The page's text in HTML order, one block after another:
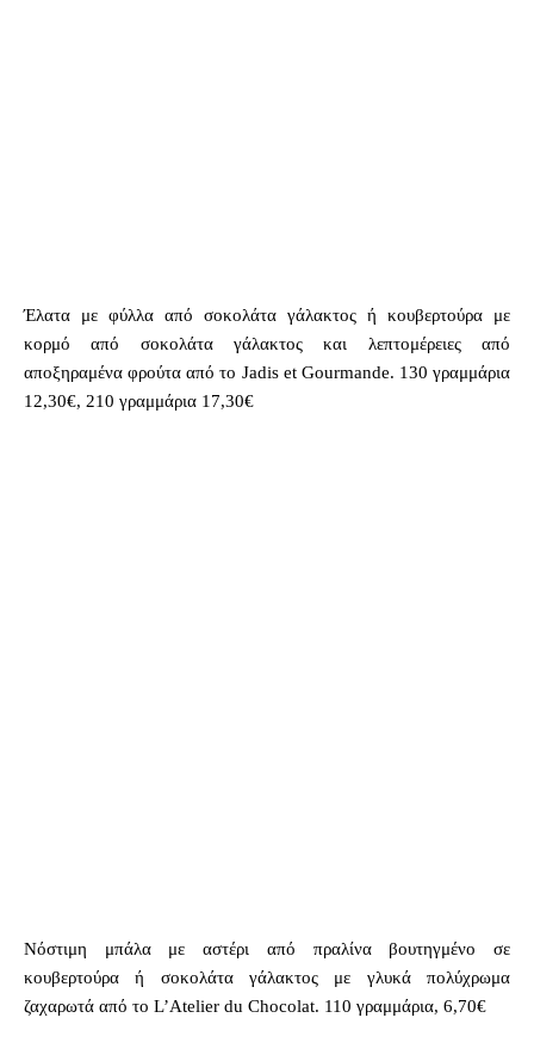
Έλατα με φύλλα από σοκολάτα γάλακτος ή κουβερτούρα με
κορμό από σοκολάτα γάλακτος και λεπτομέρειες από
αποξηραμένα φρούτα από το Jadis et Gourmande. 130 γραμμάρια
12,30€, 210 γραμμάρια 17,30€
Νόστιμη μπάλα με αστέρι από πραλίνα βουτηγμένο σε
κουβερτούρα ή σοκολάτα γάλακτος με γλυκά πολύχρωμα
ζαχαρωτά από το L’Atelier du Chocolat. 110 γραμμάρια, 6,70€